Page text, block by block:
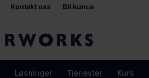
Kontakt oss Bli kunde
Løsninger Tjenester Kurs